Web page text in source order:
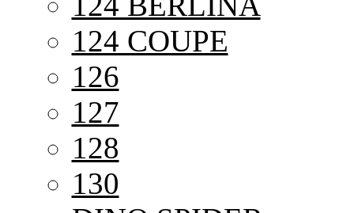
124 COUPE
126
127
128
130